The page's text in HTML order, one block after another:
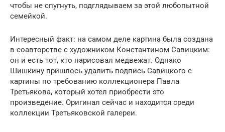
чтобы не спугнуть, подглядываем за этой любопытной
семейкой.
Интересный факт: на самом деле картина была создана
в соавторстве с художником Константином Савицким:
он и есть тот, кто нарисовал медвежат. Однако
Шишкину пришлось удалить подпись Савицкого с
картины по требованию коллекционера Павла
Третьякова, который хотел приобрести это
произведение. Оригинал сейчас и находится среди
коллекции Третьяковской галереи.